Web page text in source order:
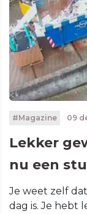
#Magazine 09
Lekker
nu een
Je weet zelf
dag is. Je hebt